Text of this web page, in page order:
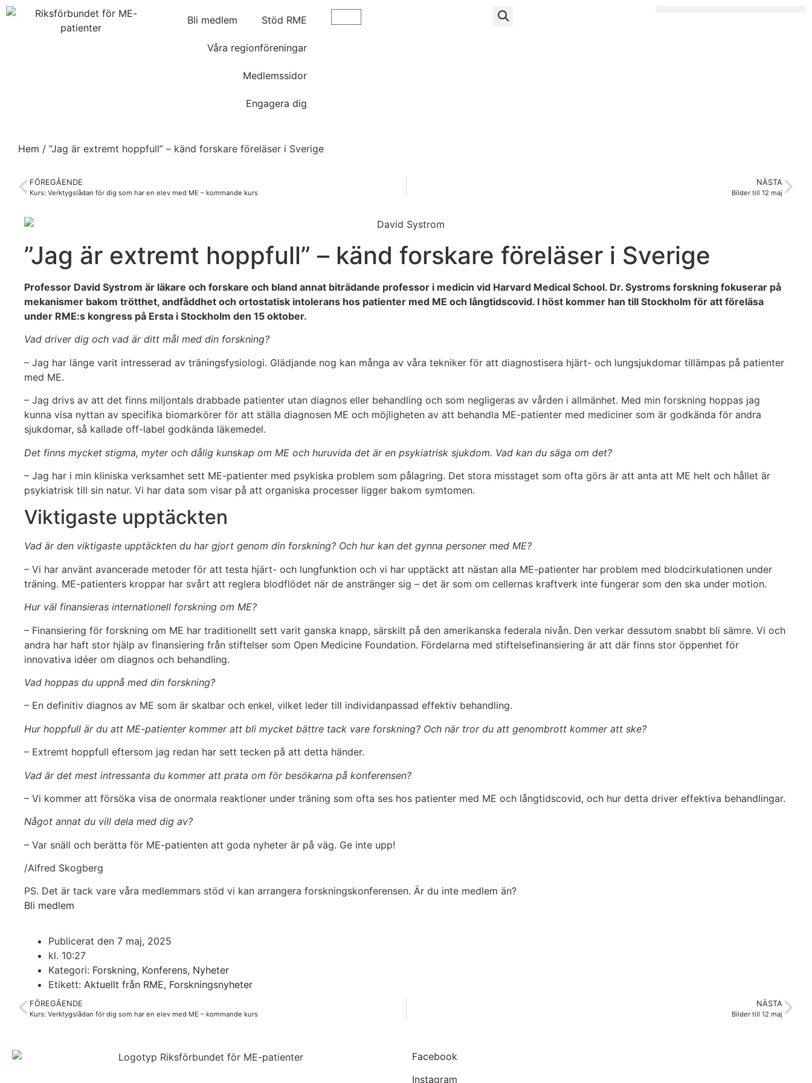
Bli medlem Stöd RME
Våra regionföreningar
Medlemssidor
Engagera dig
Hem / ”Jag är extremt hoppfull” – känd forskare föreläser i Sverige
FÖREGÅENDE
Kurs: Verktygslådan för dig som har en elev med ME – kommande kurs
NÄSTA
Bilder till 12 maj
”Jag är extremt hoppfull” – känd forskare föreläser i Sverige
Professor David Systrom är läkare och forskare och bland annat biträdande professor i medicin vid Harvard Medical School. Dr. Systroms forskning fokuserar på
mekanismer bakom trötthet, andfåddhet och ortostatisk intolerans hos patienter med ME och långtidscovid. I höst kommer han till Stockholm för att föreläsa
under RME:s kongress på Ersta i Stockholm den 15 oktober.
Vad driver dig och vad är ditt mål med din forskning?
– Jag har länge varit intresserad av träningsfysiologi. Glädjande nog kan många av våra tekniker för att diagnostisera hjärt- och lungsjukdomar tillämpas på patienter
med ME.
– Jag drivs av att det finns miljontals drabbade patienter utan diagnos eller behandling och som negligeras av vården i allmänhet. Med min forskning hoppas jag
kunna visa nyttan av specifika biomarkörer för att ställa diagnosen ME och möjligheten av att behandla ME-patienter med mediciner som är godkända för andra
sjukdomar, så kallade off-label godkända läkemedel.
Det finns mycket stigma, myter och dålig kunskap om ME och huruvida det är en psykiatrisk sjukdom. Vad kan du säga om det?
– Jag har i min kliniska verksamhet sett ME-patienter med psykiska problem som pålagring. Det stora misstaget som ofta görs är att anta att ME helt och hållet är
psykiatrisk till sin natur. Vi har data som visar på att organiska processer ligger bakom symtomen.
Viktigaste upptäckten
Vad är den viktigaste upptäckten du har gjort genom din forskning? Och hur kan det gynna personer med ME?
– Vi har använt avancerade metoder för att testa hjärt- och lungfunktion och vi har upptäckt att nästan alla ME-patienter har problem med blodcirkulationen under
träning. ME-patienters kroppar har svårt att reglera blodflödet när de anstränger sig – det är som om cellernas kraftverk inte fungerar som den ska under motion.
Hur väl finansieras internationell forskning om ME?
– Finansiering för forskning om ME har traditionellt sett varit ganska knapp, särskilt på den amerikanska federala nivån. Den verkar dessutom snabbt bli sämre. Vi och
andra har haft stor hjälp av finansiering från stiftelser som Open Medicine Foundation. Fördelarna med stiftelsefinansiering är att där finns stor öppenhet för
innovativa idéer om diagnos och behandling.
Vad hoppas du uppnå med din forskning?
– En definitiv diagnos av ME som är skalbar och enkel, vilket leder till individanpassad effektiv behandling.
Hur hoppfull är du att ME-patienter kommer att bli mycket bättre tack vare forskning? Och när tror du att genombrott kommer att ske?
– Extremt hoppfull eftersom jag redan har sett tecken på att detta händer.
Vad är det mest intressanta du kommer att prata om för besökarna på konferensen?
– Vi kommer att försöka visa de onormala reaktioner under träning som ofta ses hos patienter med ME och långtidscovid, och hur detta driver effektiva behandlingar.
Något annat du vill dela med dig av?
– Var snäll och berätta för ME-patienten att goda nyheter är på väg. Ge inte upp!
/Alfred Skogberg
PS. Det är tack vare våra medlemmars stöd vi kan arrangera forskningskonferensen. Är du inte medlem än?
Bli medlem
Publicerat den 7 maj, 2025
kl. 10:27
Kategori: Forskning, Konferens, Nyheter
Etikett: Aktuellt från RME, Forskningsnyheter
FÖREGÅENDE
Kurs: Verktygslådan för dig som har en elev med ME – kommande kurs
NÄSTA
Bilder till 12 maj
Facebook
Instagram